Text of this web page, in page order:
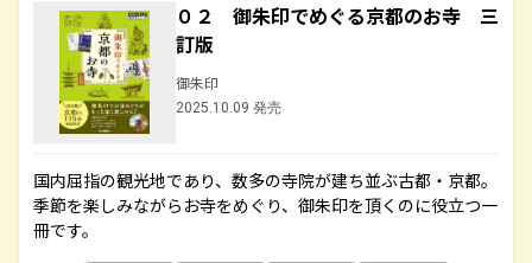
０２ 御朱印でめぐる京都のお寺 三
訂版
御朱印
2025.10.09 発売
国内屈指の観光地であり、数多の寺院が建ち並ぶ古都・京都。
季節を楽しみながらお寺をめぐり、御朱印を頂くのに役立つ一
冊です。